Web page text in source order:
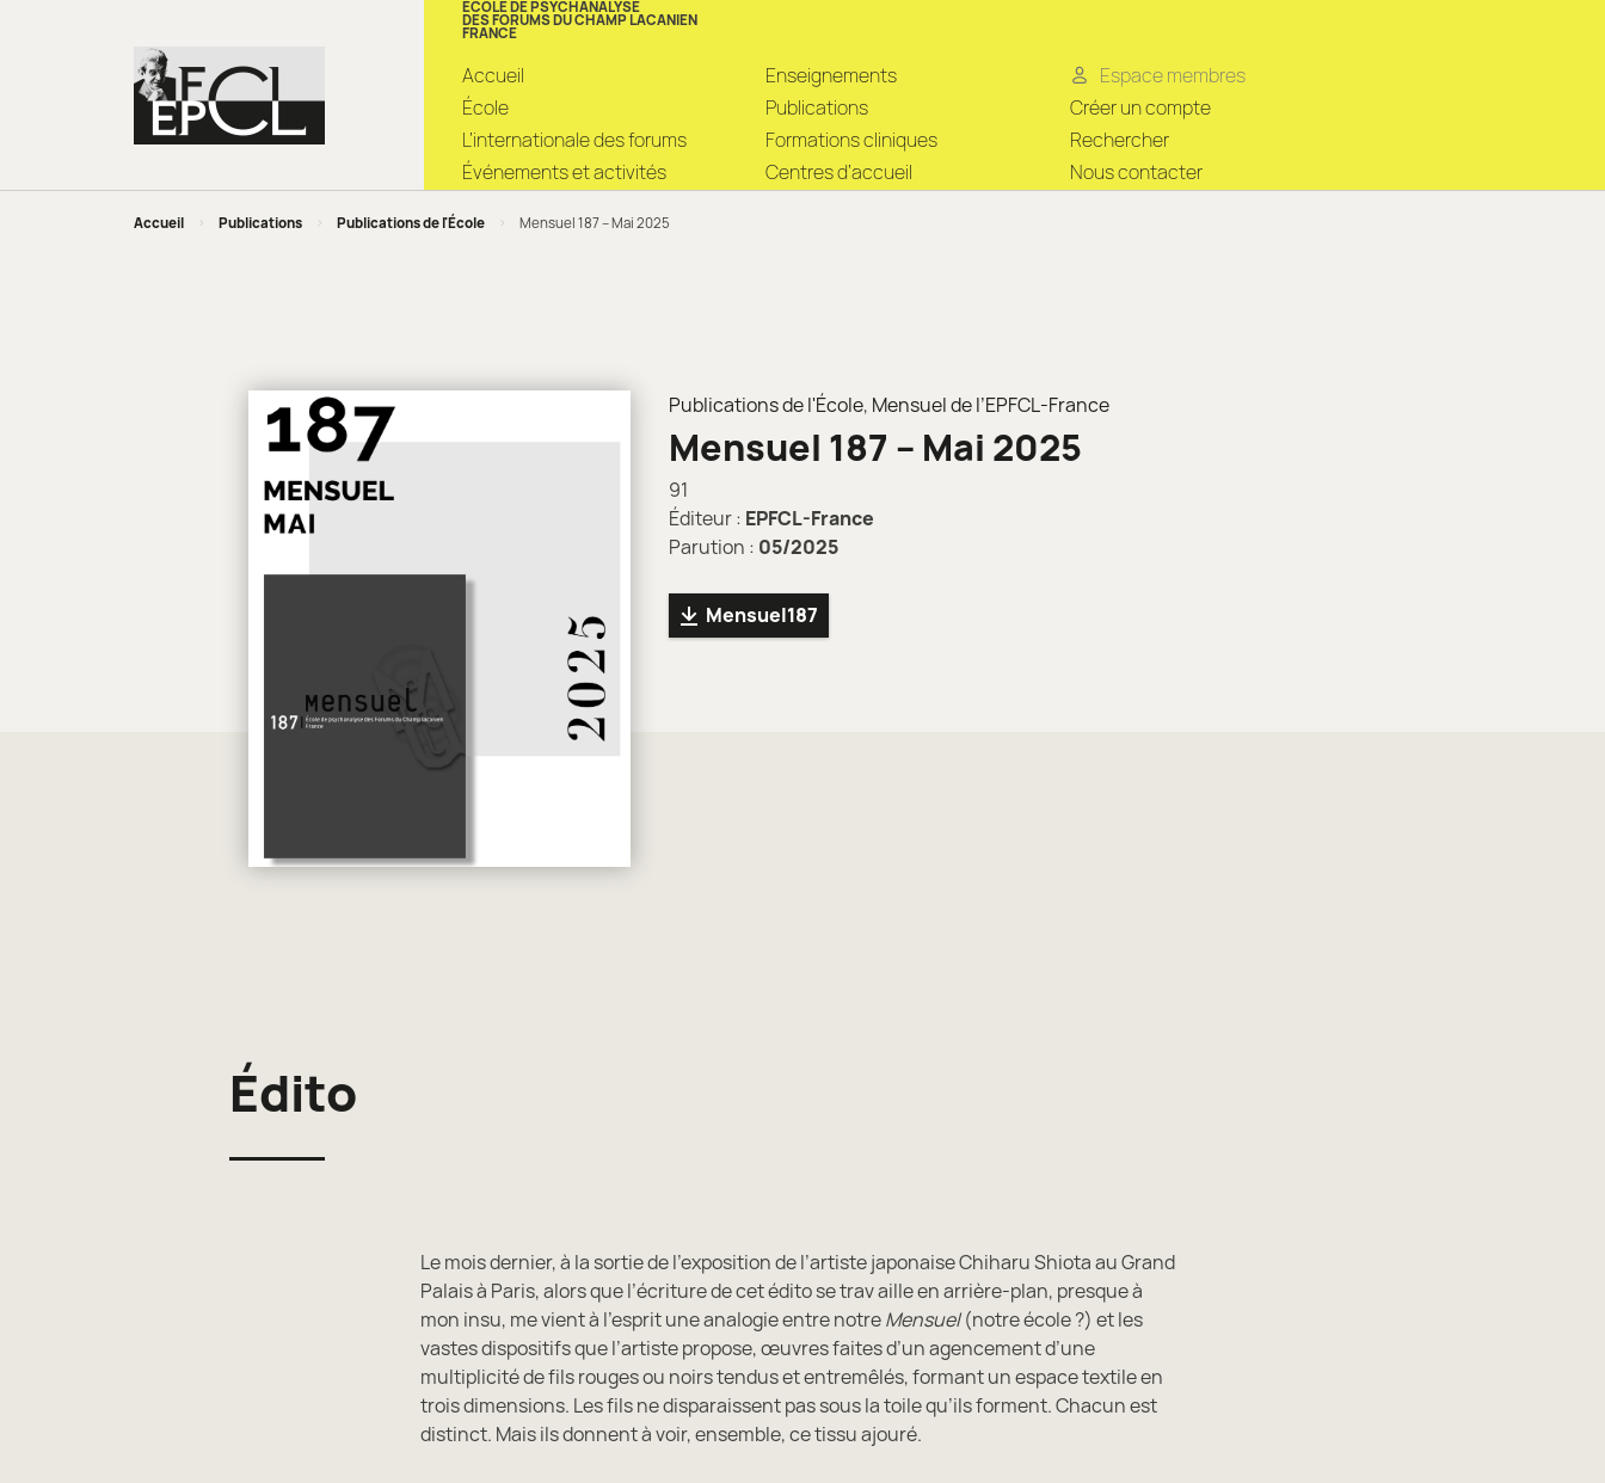
ÉCOLE DE PSYCHANALYSE
DES FORUMS DU CHAMP LACANIEN
FRANCE
Accueil
École
L’internationale des forums
Événements et activités
Enseignements
Publications
Formations cliniques
Centres d’accueil
Espace membres
Créer un compte
Rechercher
Nous contacter
Accueil > Publications > Publications de l'École > Mensuel 187 – Mai 2025
Publications de l'École, Mensuel de l’EPFCL-France
Mensuel 187 – Mai 2025
91
Éditeur : EPFCL-France
Parution : 05/2025
Mensuel187
Édito
Le mois dernier, à la sortie de l’exposition de l’artiste japonaise Chiharu Shiota au Grand
Palais à Paris, alors que l’écriture de cet édito se trav aille en arrière-plan, presque à
mon insu, me vient à l’esprit une analogie entre notreMensuel(notre école ?) et les
vastes dispositifs que l’artiste propose, œuvres faites d’un agencement d’une
multiplicité de fils rouges ou noirs tendus et entremêlés, formant un espace textile en
trois dimensions. Les fils ne disparaissent pas sous la toile qu’ils forment. Chacun est
distinct. Mais ils donnent à voir, ensemble, ce tissu ajouré.